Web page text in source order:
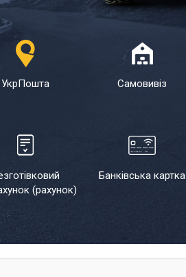
УкрПошта Самовивіз
(рахунок)
Банківська картка